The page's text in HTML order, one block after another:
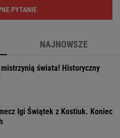
PYTANIE
NAJNOWSZE
świata! Historyczny
Igi Świątek z Kostiuk. Koniec